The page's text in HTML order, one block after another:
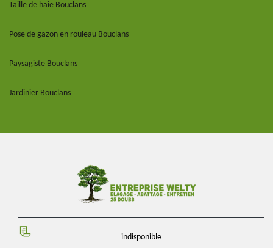
Taille de haie Bouclans
Pose de gazon en rouleau Bouclans
Paysagiste Bouclans
Jardinier Bouclans
indisponible